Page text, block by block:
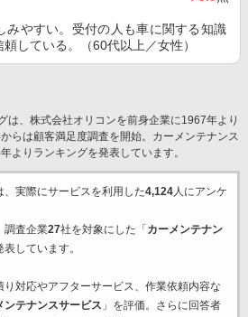
みやすい。受付の人も車に関する知識
している。（60代以上／女性）
は、株式会社オリコンを前身企業に1967年より
らは顧客満足度調査を開始。カーメンテナンス
よりランキングを発表しています。
実際にサービスを利用した4,124人にアンケ
調査企業27社を対象にした「 カーメンテナン
しています。
対応やアフターサービス、作業依頼内容な
ンテナンスサービス 」を評価。さらに回答者